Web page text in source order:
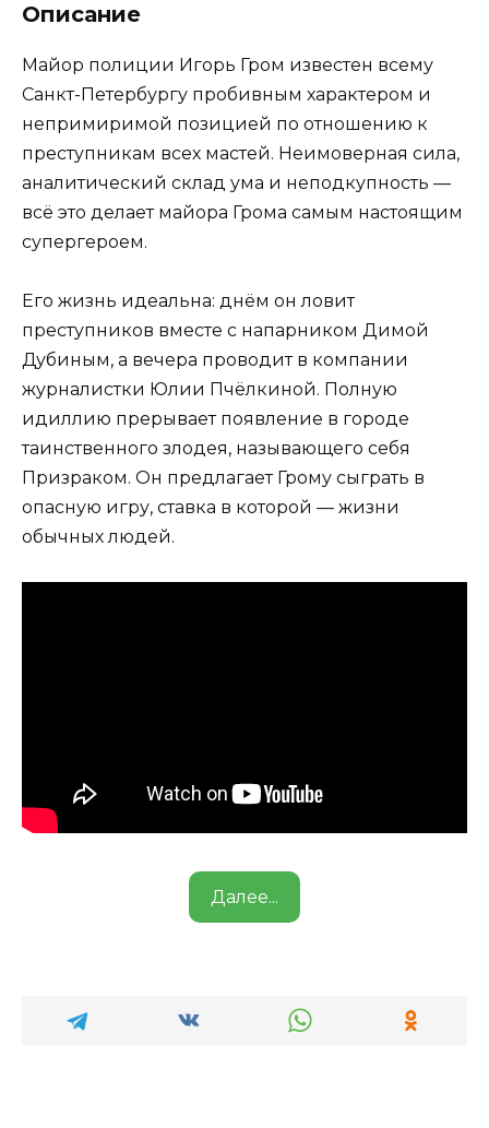
Описание
Майор полиции Игорь Гром известен всему
Санкт-Петербургу пробивным характером и
непримиримой позицией по отношению к
преступникам всех мастей. Неимоверная сила,
аналитический склад ума и неподкупность —
всё это делает майора Грома самым настоящим
супергероем.
Его жизнь идеальна: днём он ловит
преступников вместе с напарником Димой
Дубиным, а вечера проводит в компании
журналистки Юлии Пчёлкиной. Полную
идиллию прерывает появление в городе
таинственного злодея, называющего себя
Призраком. Он предлагает Грому сыграть в
опасную игру, ставка в которой — жизни
обычных людей.
Далее...